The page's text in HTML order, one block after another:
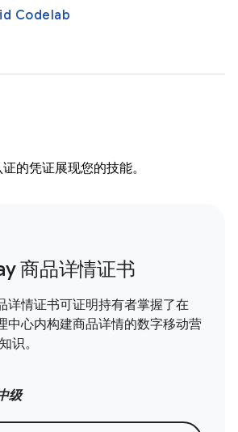
Codelab
的凭证展现您的技能。
商品详情证书
详情证书可证明持有者掌握了在
中心内构建商品详情的数字移动营
识。
级